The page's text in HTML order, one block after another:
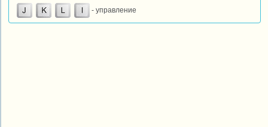
- управление